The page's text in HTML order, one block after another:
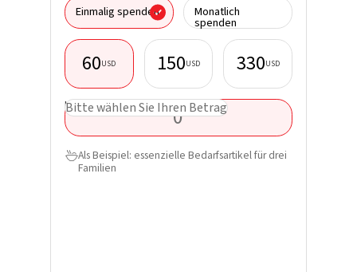
Einmalig spenden Monatlich
spenden
60USD 150USD 330USD
Bitte wählen Sie Ihren Betrag
USD
Als Beispiel: essenzielle Bedarfsartikel für drei
Familien